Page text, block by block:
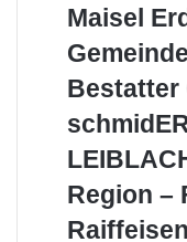
vom
Maisel
GmbH
Maisel
Gemeinde
Bestatter
Bestatter
schmidERDBAU
–
Aus
Region
Region –
Raiffeisenbank